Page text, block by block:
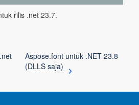
rilis .net 23.7.
Aspose.font untuk .NET 23.8
(DLLS saja)